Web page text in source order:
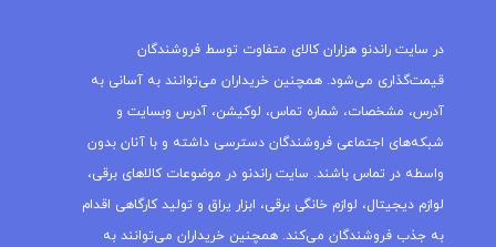
در سایت راندنو هزاران کالای متفاوت توسط فروشندگان
قیمت‌گذاری می‌شود. همچنین خریداران می‌توانند به آسانی به
آدرس، مشخصات، شماره تماس، لوکیشن، آدرس وبسایت و
شبکه‌های اجتماعی فروشندگان دسترسی داشته و با آنان بدون
واسطه در تماس باشند. سایت راندنو در موضوعات کالاهای برقی،
لوازم دیجیتال، لوازم خانگی برقی، ابزار یراق و تولید کارگاهی اقدام
به جذب فروشندگان می‌کند. همچنین خریداران می‌توانند به